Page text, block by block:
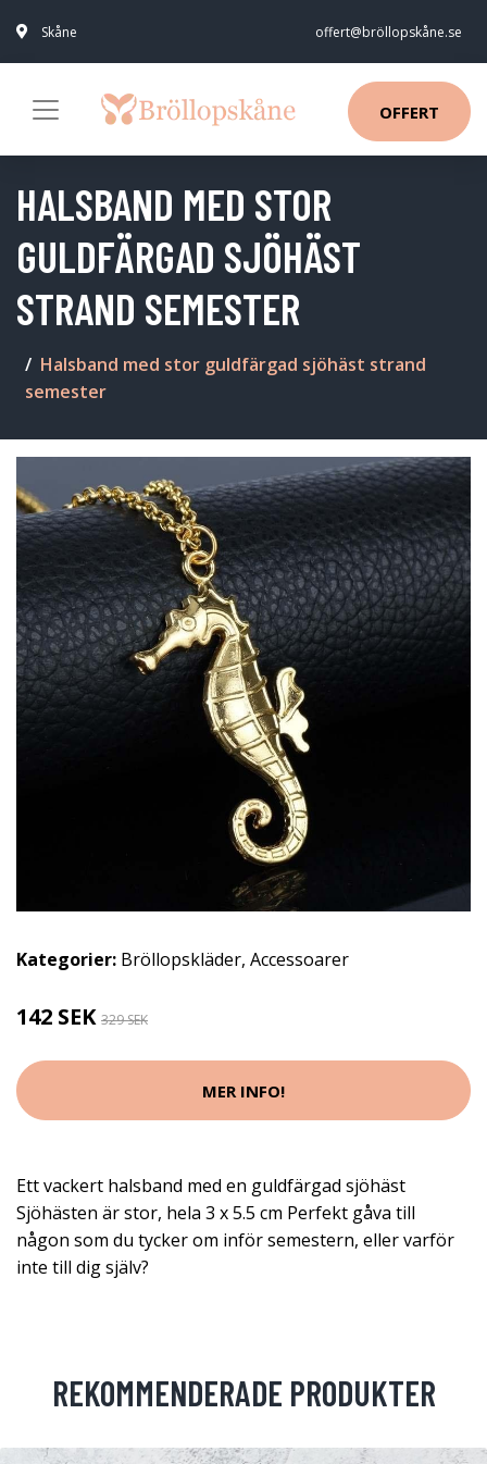
Skåne offert@bröllopskåne.se
OFFERT
HALSBAND MED STOR
GULDFÄRGAD SJÖHÄST
STRAND SEMESTER
Halsband med stor guldfärgad sjöhäst strand
semester
Kategorier: Bröllopskläder, Accessoarer
142 SEK 329 SEK
MER INFO!
Ett vackert halsband med en guldfärgad sjöhäst
Sjöhästen är stor, hela 3 x 5.5 cm Perfekt gåva till
någon som du tycker om inför semestern, eller varför
inte till dig själv?
REKOMMENDERADE PRODUKTER